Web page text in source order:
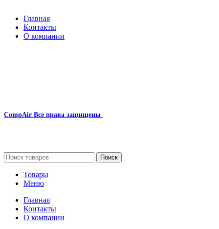
Главная
Контакты
О компании
CompAir Все права защищены
Поиск
Товары
Меню
Главная
Контакты
О компании